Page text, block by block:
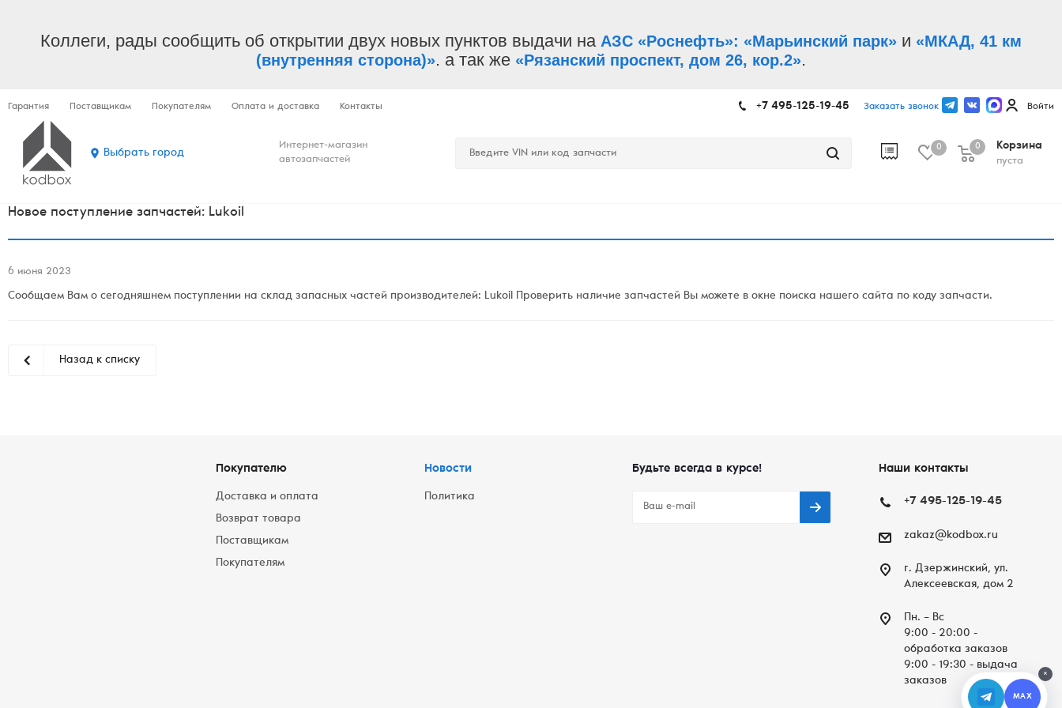
Коллеги, рады сообщить об открытии двух новых пунктов выдачи на АЗС «Роснефть»: «Марьинский парк» и «МКАД, 41 км
(внутренняя сторона)». а так же «Рязанский проспект, дом 26, кор.2».
Гарантия Поставщикам Покупателям Оплата и доставка Контакты +7 495-125-19-45 Заказать звонок Войти
Выбрать город
Интернет-магазин
автозапчастей
0
Корзина
пуста
0
Новое поступление запчастей: Lukoil
6 июня 2023
Сообщаем Вам о сегодняшнем поступлении на склад запасных частей производителей: Lukoil Проверить наличие запчастей Вы можете в окне поиска нашего сайта по коду запчасти.
Назад к списку
Покупателю
Доставка и оплата
Возврат товара
Поставщикам
Покупателям
Новости
Политика
Будьте всегда в курсе! Наши контакты
+7 495-125-19-45
zakaz@kodbox.ru
г. Дзержинский, ул.
Алексеевская, дом 2
Пн. – Вc
9:00 - 20:00 -
обработка заказов
9:00 - 19:30 - выдача
заказов
×
MAX